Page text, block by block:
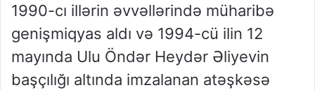
1990-cı illərin əvvəllərində müharibə
genişmiqyas aldı və 1994-cü ilin 12
mayında Ulu Öndər Heydər Əliyevin
başçılığı altında imzalanan atəşkəsə